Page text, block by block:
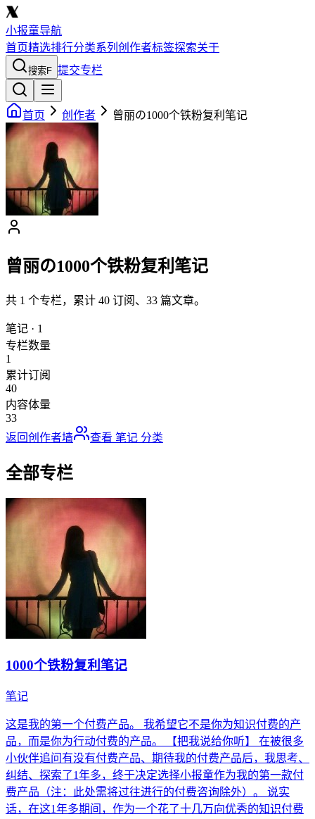
小报童导航
首页精选排行分类系列 创作者标签探索关于
搜索F 提交专栏
首页 创作者 曾丽の1000个铁粉复利笔记
曾丽の1000个铁粉复利笔记
共 1 个专栏，累计 40 订阅、 33 篇文章。
笔记 · 1
专栏数量
1
累计订阅
40
内容体量
33
返回创作者墙
查看 笔记 分类
全部专栏
1000个铁粉复利笔记
笔记
这是我的第一个付费产品。 我希望它不是你为知识付费的产
品，而是你为行动付费的产品。 【把我说给你听】 在被很多
小伙伴追问有没有付费产品、期待我的付费产品后，我思考、
纠结、探索了1年多，终于决定选择小报童作为我的第一款付
费产品（注：此处需将过往进行的付费咨询除外）。 说实
话，在这1年多期间，作为一个花了十几万向优秀的知识付费